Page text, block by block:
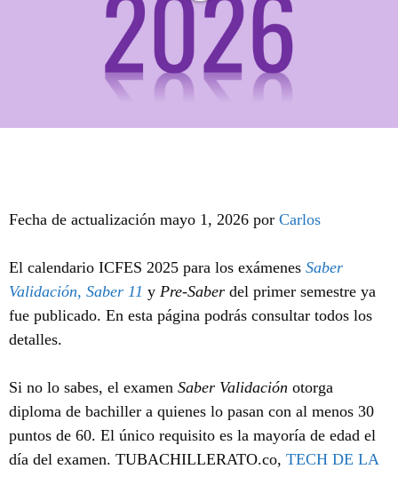
Fecha de actualización mayo 1, 2026 por Carlos
El calendario ICFES 2025 para los exámenes Saber
Validación, Saber 11 y Pre-Saber del primer semestre ya
fue publicado. En esta página podrás consultar todos los
detalles.
Si no lo sabes, el examen Saber Validación otorga
diploma de bachiller a quienes lo pasan con al menos 30
puntos de 60. El único requisito es la mayoría de edad el
día del examen. TUBACHILLERATO.co, TECH DE LA